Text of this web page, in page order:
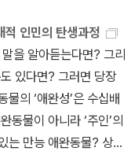
것이 거의 확실하다. 오
치를 이해하는 데 그리
중요하다는 점이다.어
하니 읽어봄직하다는
는 데에는 아무런 도움
근대화론에 따르면 일
하고 굴절시킨 혐의를
가 서양사를 기준으로 한
이행이라는 일반적 틀
장은 다르지만 근대의
치체제의 결합으로 이
로 나갈 수 있는 역량
에서 제외됩니다.)3. 1
오)4. 인문/사회/과학/
(예/아니오) =======
적 인민의 탄생과정
을 알아듣는다면? 그리
있다면? 그러면 당장
의 ‘애완성’은 수십배
동물이 아니라 ‘주인’의
는 만능 애완동물? 상상